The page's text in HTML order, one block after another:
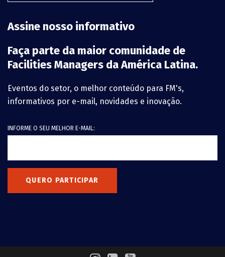
Assine nosso informativo
Faça parte da maior comunidade de
Facilities Managers da América Latina.
Eventos do setor, o melhor conteúdo para FM's,
informativos por e-mail, novidades e inovação.
INFORME O SEU MELHOR E-MAIL:
QUERO PARTICIPAR